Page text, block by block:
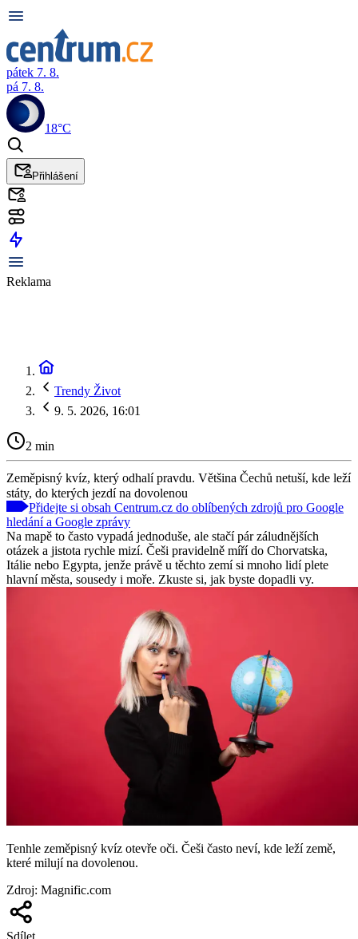
pátek 7. 8.
pá 7. 8.
18°C
Přihlášení
Reklama
Trendy Život
9. 5. 2026, 16:01
2 min
Zeměpisný kvíz, který odhalí pravdu. Většina Čechů netuší, kde leží
státy, do kterých jezdí na dovolenou
Přidejte si obsah Centrum.cz do oblíbených zdrojů pro Google
hledání a Google zprávy
Na mapě to často vypadá jednoduše, ale stačí pár záludnějších
otázek a jistota rychle mizí. Češi pravidelně míří do Chorvatska,
Itálie nebo Egypta, jenže právě u těchto zemí si mnoho lidí plete
hlavní města, sousedy i moře. Zkuste si, jak byste dopadli vy.
Tenhle zeměpisný kvíz otevře oči. Češi často neví, kde leží země,
které milují na dovolenou.
Zdroj: Magnific.com
Sdílet